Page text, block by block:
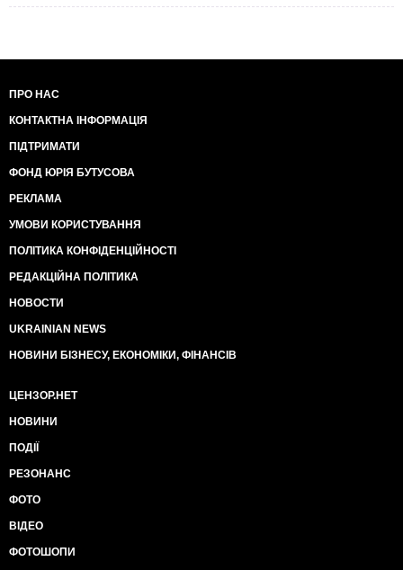
ПРО НАС
КОНТАКТНА ІНФОРМАЦІЯ
ПІДТРИМАТИ
ФОНД ЮРІЯ БУТУСОВА
РЕКЛАМА
УМОВИ КОРИСТУВАННЯ
ПОЛІТИКА КОНФІДЕНЦІЙНОСТІ
РЕДАКЦІЙНА ПОЛІТИКА
НОВОСТИ
UKRAINIAN NEWS
НОВИНИ БІЗНЕСУ, ЕКОНОМІКИ, ФІНАНСІВ
ЦЕНЗОР.НЕТ
НОВИНИ
ПОДІЇ
РЕЗОНАНС
ФОТО
ВІДЕО
ФОТОШОПИ